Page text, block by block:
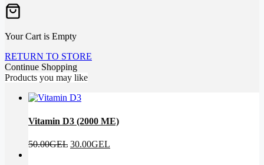
Your Cart is Empty
RETURN TO STORE
Continue Shopping
Products you may like
Vitamin D3 (2000 ME)
50.00GEL Original
30.00GEL